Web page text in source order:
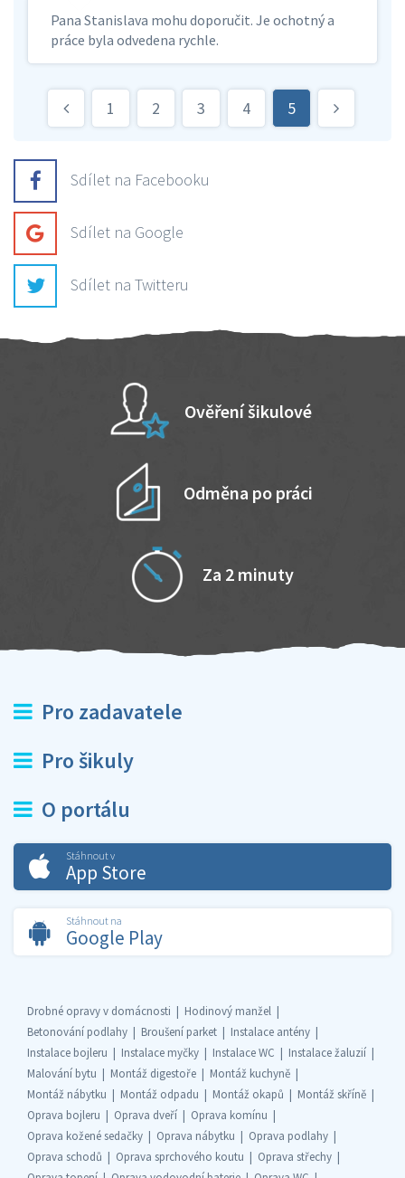
Pana Stanislava mohu doporučit. Je ochotný a
práce byla odvedena rychle.
1 2 3 4 5
Sdílet na Facebooku
Sdílet na Google
Sdílet na Twitteru
Ověření šikulové
Odměna po práci
Za 2 minuty
Pro zadavatele
Pro šikuly
O portálu
Stáhnout v
App Store
Stáhnout na
Google Play
Drobné opravy v domácnosti
Hodinový manžel
Betonování podlahy
Broušení parket
Instalace antény
Instalace bojleru
Instalace myčky Instalace WC
Instalace žaluzií
Malování bytu
Montáž digestoře
Montáž kuchyně
Montáž nábytku
Montáž odpadu Montáž okapů
Montáž skříně
Oprava bojleru
Oprava dveří
Oprava komínu
Oprava kožené sedačky
Oprava nábytku
Oprava podlahy
Oprava schodů
Oprava sprchového koutu
Oprava střechy